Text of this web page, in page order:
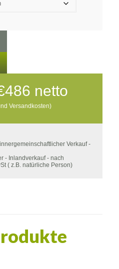
486 Preisspanne:
€443
bis
netto
Versandkosten)
Verkauf -
- Inlandverkauf - nach
( z.B. natürliche Person)